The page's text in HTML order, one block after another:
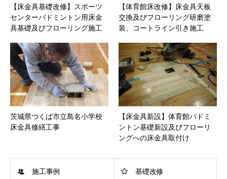
【床金具基礎改修】スポーツ
センターバドミントン用床金
具基礎及びフローリング施工
【体育館床改修】床金具天板
交換及びフローリング研磨塗
装、コートライン引き施工
茨城県つくば市立島名小学校
床金具修繕工事
【床金具新設】体育館バドミ
ントン基礎新設及びフローリ
ングへの床金具取付け
施工事例 基礎改修